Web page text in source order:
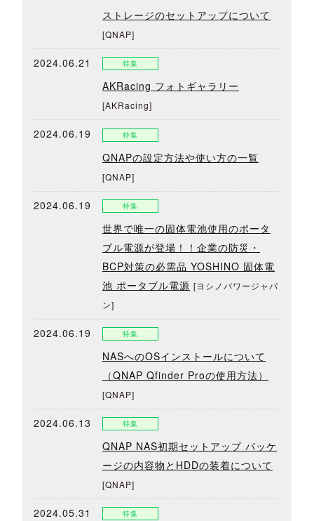
ストレージのセットアップについて
[QNAP]
2024.06.21 特集
AKRacing フォトギャラリー
[AKRacing]
2024.06.19 特集
QNAPの設定方法や使い方の一覧
[QNAP]
2024.06.19 特集
世界で唯一の固体電池使用のポータ
ブル電源が登場！！企業の防災・
BCP対策の必需品 YOSHINO 固体電
池 ポータブル電源 [ヨシノパワージャパ
ン]
2024.06.19 特集
NASへのOSインストールについて
（QNAP Qfinder Proの使用方法）
[QNAP]
2024.06.13 特集
QNAP NAS初期セットアップ パッケ
ージの内容物とHDDの装着について
[QNAP]
2024.05.31 特集